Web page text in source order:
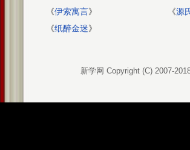
《伊索寓言》 《源
《纸醉金迷》
新学网 Copyright (C) 2007-